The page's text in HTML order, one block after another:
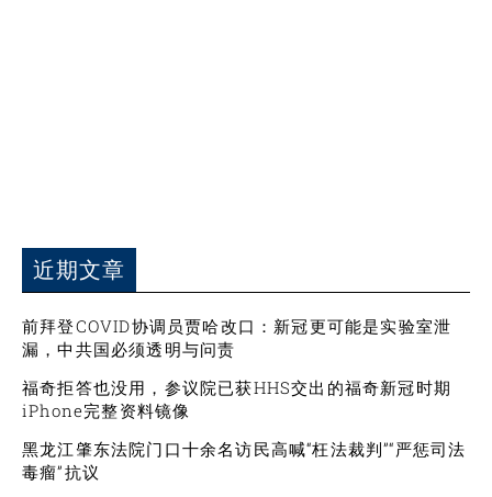
近期文章
前拜登COVID协调员贾哈改口：新冠更可能是实验室泄
漏，中共国必须透明与问责
福奇拒答也没用，参议院已获HHS交出的福奇新冠时期
iPhone完整资料镜像
黑龙江肇东法院门口十余名访民高喊“枉法裁判”“严惩司法
毒瘤”抗议